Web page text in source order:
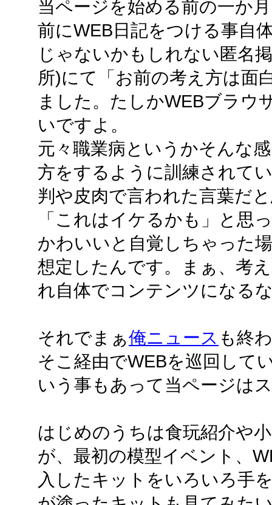
当ページを始める前の一か
前にWEB日記をつける事自
じゃないかもしれない匿名
所)にて「お前の考え方は面
ました。たしかWEBブラウ
いですよ。
元々職業病というかそんな
方をするように訓練されて
判や皮肉で言われた言葉だ
「これはイケるかも」と思
かわいいと自覚しちゃった
想定したんです。まぁ、考
れ自体でコンテンツになる
それでまぁ俺ニュース も終
そこ経由でWEBを巡回して
いう事もあって当ページは
はじめのうちは食玩紹介や
が、最初の模型イベント、
入したキットをいろいろ手